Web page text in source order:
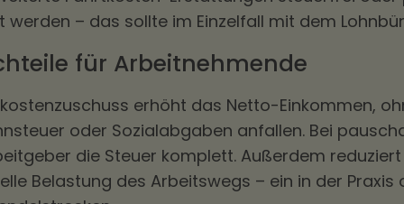
– das sollte im Einzelfall mit dem
für Arbeitnehmende
erhöht das Netto-Einkommen,
oder Sozialabgaben anfallen. Bei
die Steuer komplett. Außerdem
Belastung des Arbeitswegs – ein in der